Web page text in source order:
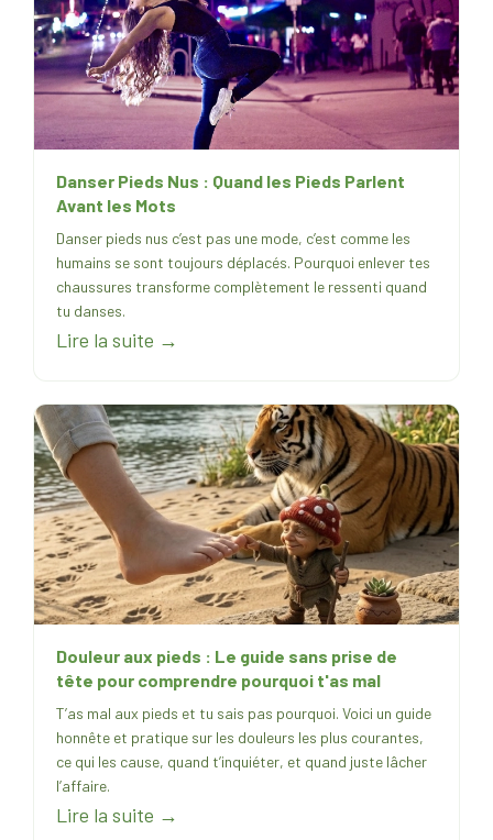
Danser Pieds Nus : Quand les Pieds Parlent
Avant les Mots
Danser pieds nus c’est pas une mode, c’est comme les
humains se sont toujours déplacés. Pourquoi enlever tes
chaussures transforme complètement le ressenti quand
tu danses.
Lire la suite →
Douleur aux pieds : Le guide sans prise de
tête pour comprendre pourquoi t'as mal
T’as mal aux pieds et tu sais pas pourquoi. Voici un guide
honnête et pratique sur les douleurs les plus courantes,
ce qui les cause, quand t’inquiéter, et quand juste lâcher
l’affaire.
Lire la suite →